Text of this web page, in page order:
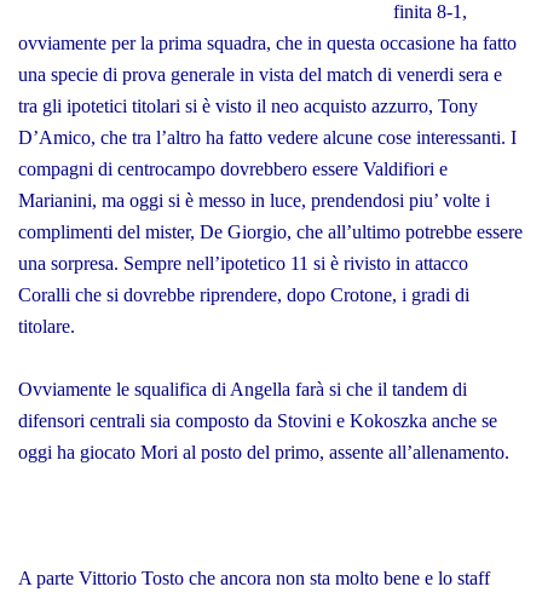
finita 8-1,
ovviamente per la prima squadra, che in questa occasione ha fatto
una specie di prova generale in vista del match di venerdi sera e
tra gli ipotetici titolari si è visto il neo acquisto azzurro, Tony
D’Amico, che tra l’altro ha fatto vedere alcune cose interessanti. I
compagni di centrocampo dovrebbero essere Valdifiori e
Marianini, ma oggi si è messo in luce, prendendosi piu’ volte i
complimenti del mister, De Giorgio, che all’ultimo potrebbe essere
una sorpresa. Sempre nell’ipotetico 11 si è rivisto in attacco
Coralli che si dovrebbe riprendere, dopo Crotone, i gradi di
titolare.
Ovviamente le squalifica di Angella farà si che il tandem di
difensori centrali sia composto da Stovini e Kokoszka anche se
oggi ha giocato Mori al posto del primo, assente all’allenamento.
A parte Vittorio Tosto che ancora non sta molto bene e lo staff